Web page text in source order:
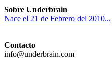
Sobre Underbrain
Nace el 21 de Febrero del 2010...
Contacto
info@underbrain.com